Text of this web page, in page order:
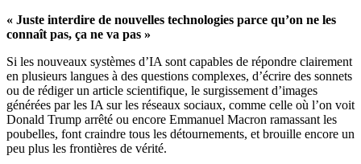
« Juste interdire de nouvelles technologies parce qu’on ne les
connaît pas, ça ne va pas »
Si les nouveaux systèmes d’IA sont capables de répondre clairement
en plusieurs langues à des questions complexes, d’écrire des sonnets
ou de rédiger un article scientifique, le surgissement d’images
générées par les IA sur les réseaux sociaux, comme celle où l’on voit
Donald Trump arrêté ou encore Emmanuel Macron ramassant les
poubelles, font craindre tous les détournements, et brouille encore un
peu plus les frontières de vérité.